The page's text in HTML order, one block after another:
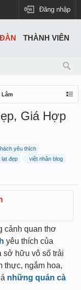
Đăng nhập
Lâm
Giá Hợp
yêu thích
lạt đẹp
việt nhân blog
cảnh quan thơ
yêu thích của
sở hữu vô số trải
thực, ngắm hoa,
những quán cà
THÀNH VIÊN